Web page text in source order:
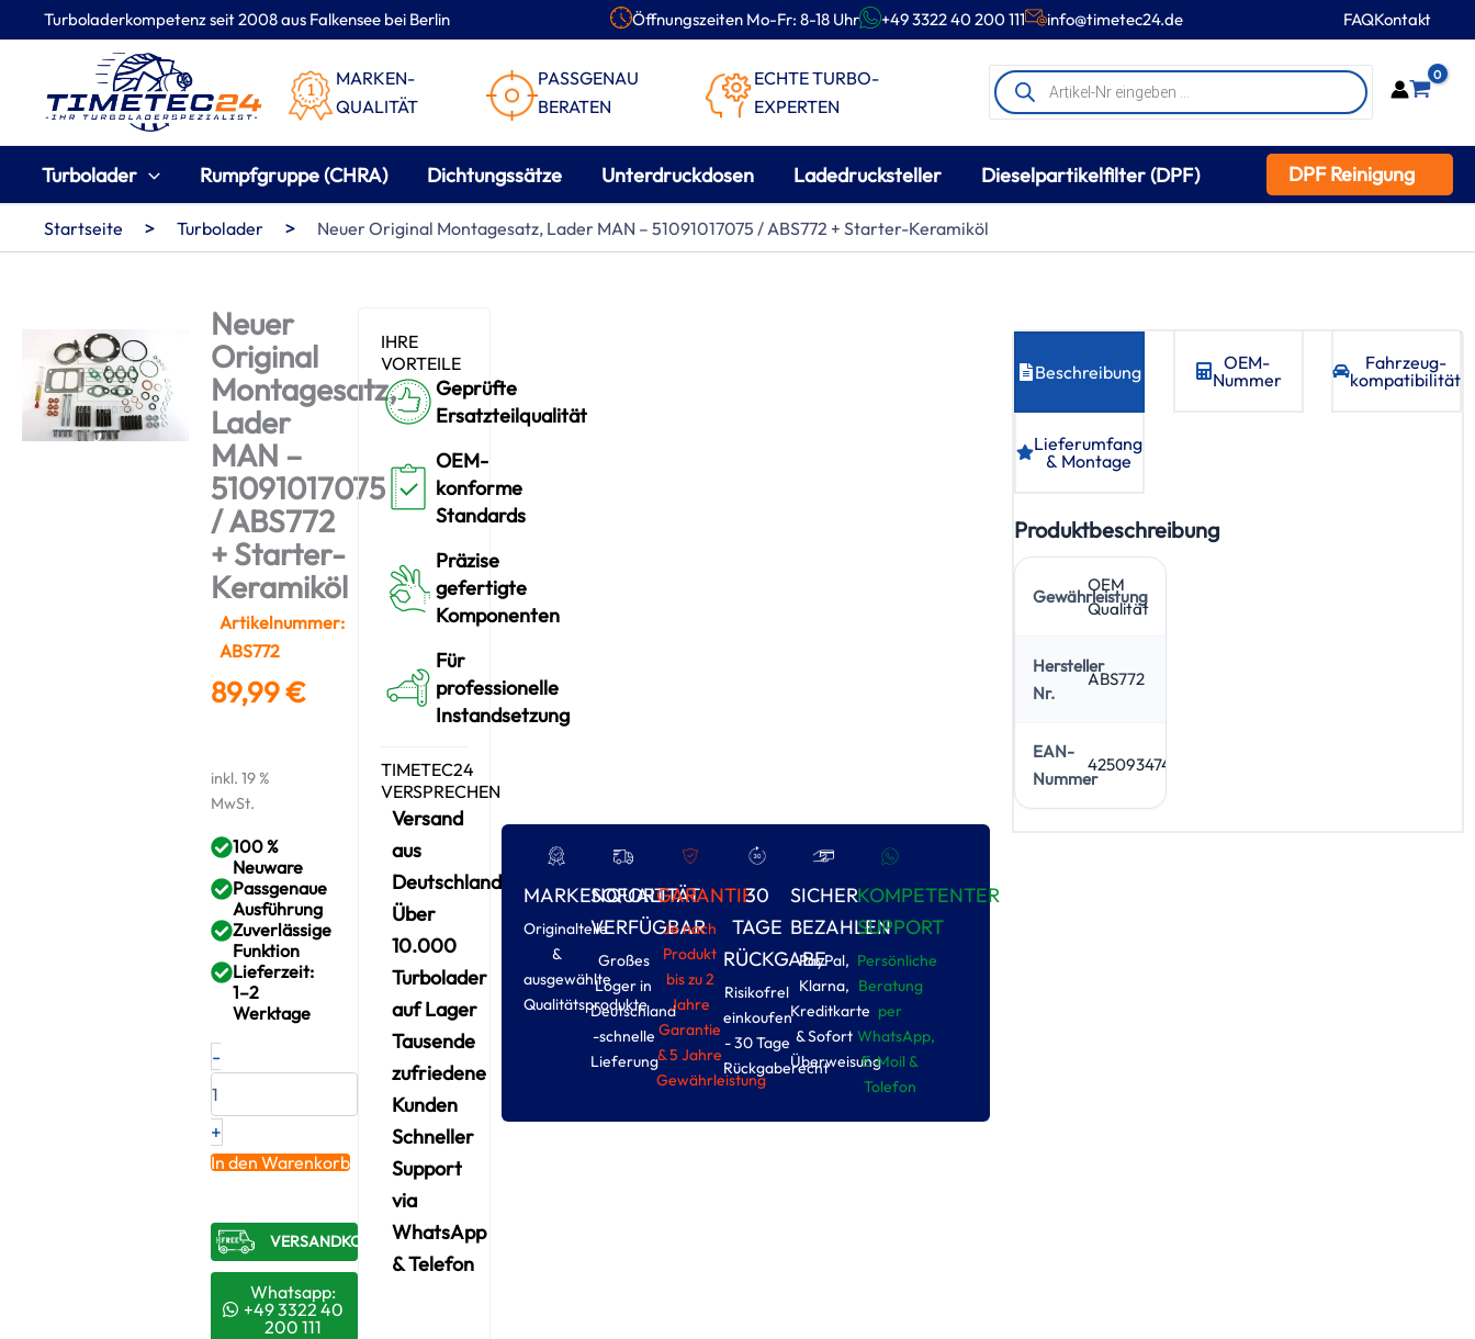
Turboladerkompetenz seit 2008 aus Falkensee bei Berlin Öffnungszeiten Mo-Fr: 8-18 Uhr +49 3322 40 200 111 info@timetec24.de FAQKontakt
MARKEN-
QUALITÄT
PASSGENAU
BERATEN
ECHTE TURBO-
EXPERTEN
Products
search
0
Turbolader Rumpfgruppe (CHRA) Dichtungssätze Unterdruckdosen Ladedrucksteller Dieselpartikelfilter (DPF) DPF Reinigung
Inhalt
Startseite > Turbolader > Neuer Original Montagesatz, Lader MAN – 51091017075 / ABS772 + Starter-Keramiköl
Neuer
Original
Montagesatz,
Lader
MAN –
51091017075
/ ABS772
+ Starter-
Keramiköl
Artikelnummer:
ABS772
89,99€
inkl. 19 %
MwSt.
100 %
Neuware
Passgenaue
Ausführung
Zuverlässige
Funktion
Lieferzeit:
1–2
Werktage
-Neuer
Original
Lader
MAN
–
51091017075
ABS772
+
Starter-
Keramiköl
Menge
+
In den Warenkorb
VERSANDKOSTENFREI​
Whatsapp:
+49 3322 40
200 111
IHRE
VORTEILE
Geprüfte
Ersatzteilqualität
OEM-
konforme
Standards
Präzise
gefertigte
Komponenten
Für
professionelle
Instandsetzung
TIMETEC24
VERSPRECHEN
Versand
aus
Deutschland
Über
10.000
Turbolader
auf Lager
Tausende
zufriedene
Kunden
Schneller
Support
via
WhatsApp
& Telefon
MARKENQUALITÄT
Originalteile
&
ausgewählte
Qualitätsprodukte
SOFORT
VERFÜGBAR
Großes
Loger in
Deutschland
-schnelle
Lieferung
GARANTIE
Je nach
Produkt
bis zu 2
Jahre
Garantie
& 5 Jahre
Gewährleistung
30
TAGE
RÜCKGABE
Risikofrel
einkoufen
- 30 Tage
Rückgaberecht
SICHER
BEZAHLEN
PayPal,
Klarna,
Kreditkarte
& Sofort
Überweisung
KOMPETENTER
SUPPORT
Persönliche
Beratung
per
WhatsApp,
E-Moil &
Tolefon
Beschreibung
OEM-
Nummer
Fahrzeug­
kompatibilität
Lieferumfang
& Montage
Produktbeschreibung
Gewährleistung
OEM
Qualität
Hersteller
Nr.
ABS772
EAN-
Nummer
4250934745874